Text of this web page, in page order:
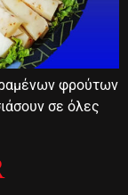
φρούτων
σε όλες